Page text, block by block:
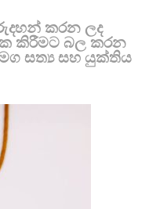
කරන ලද
කිරීමට බල කරන
සත්‍ය සහ යුක්තිය